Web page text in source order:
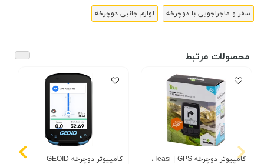
سفر و ماجراجویی با دوچرخه لوازم جانبی دوچرخه
محصولات مرتبط
کامپیوتر دوچرخه Teasi | GPS،
کامپیوتر دوچرخه GEOID